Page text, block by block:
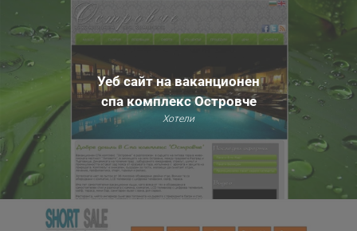
Уеб сайт на ваканционен
спа комплекс Островче
Хотели